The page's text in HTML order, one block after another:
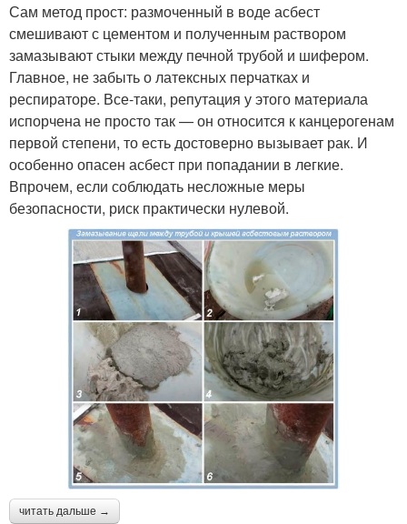
Сам метод прост: размоченный в воде асбест
смешивают с цементом и полученным раствором
замазывают стыки между печной трубой и шифером.
Главное, не забыть о латексных перчатках и
респираторе. Все-таки, репутация у этого материала
испорчена не просто так — он относится к канцерогенам
первой степени, то есть достоверно вызывает рак. И
особенно опасен асбест при попадании в легкие.
Впрочем, если соблюдать несложные меры
безопасности, риск практически нулевой.
читать дальше →